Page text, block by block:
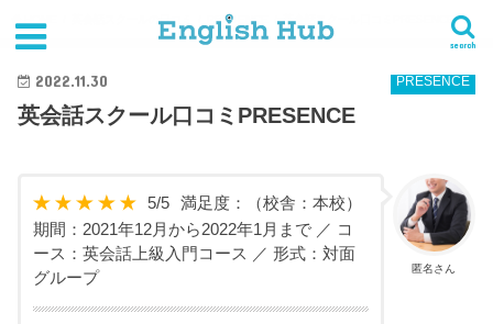
search
英会話スクールの口コミ PRESENCE 英会話スクール口コミPRESENCE
PRESENCE
2022.11.30
英会話スクール口コミPRESENCE
匿名さん
5/5 満足度：
（校舎：本校）
期間：2021年12月から2022年1月まで ／ コ
ース：英会話上級入門コース ／ 形式：対面
グループ